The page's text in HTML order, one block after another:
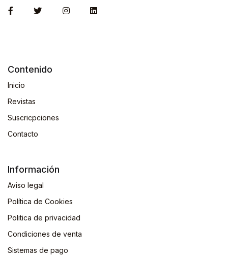
Contenido
Inicio
Revistas
Suscricpciones
Contacto
Información
Aviso legal
Política de Cookies
Politica de privacidad
Condiciones de venta
Sistemas de pago